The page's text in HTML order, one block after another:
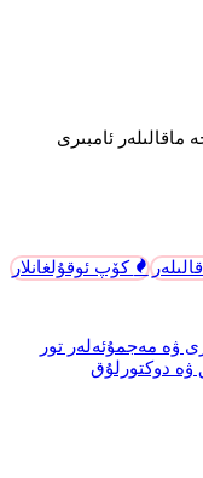
ماقالىلەر ئامبىرى
كۆپ ئوقۇلغانلار
ۋە مەجمۇئەلەر تور
ۋە دوكتورلۇق